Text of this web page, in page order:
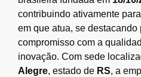
contribuindo ativamente
em que atua, se destacando
compromisso com a
inovação. Com sede
Alegre, estado de RS, a